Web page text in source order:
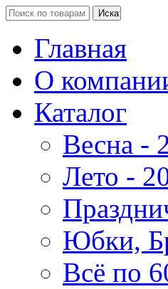
Главная
О
Каталог
Весна -
Лето -
Юбки,
Всё по